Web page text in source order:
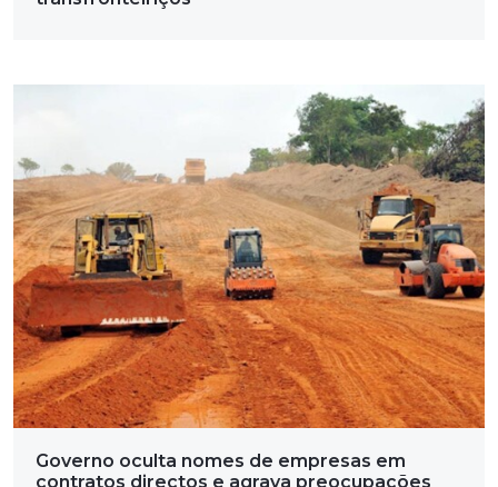
Governo oculta nomes de empresas em
contratos directos e agrava preocupações